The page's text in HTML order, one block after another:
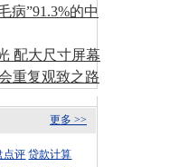
病”91.3%的中
配大尺寸屏幕
重复观致之路
更多 >>
点评 贷款计算